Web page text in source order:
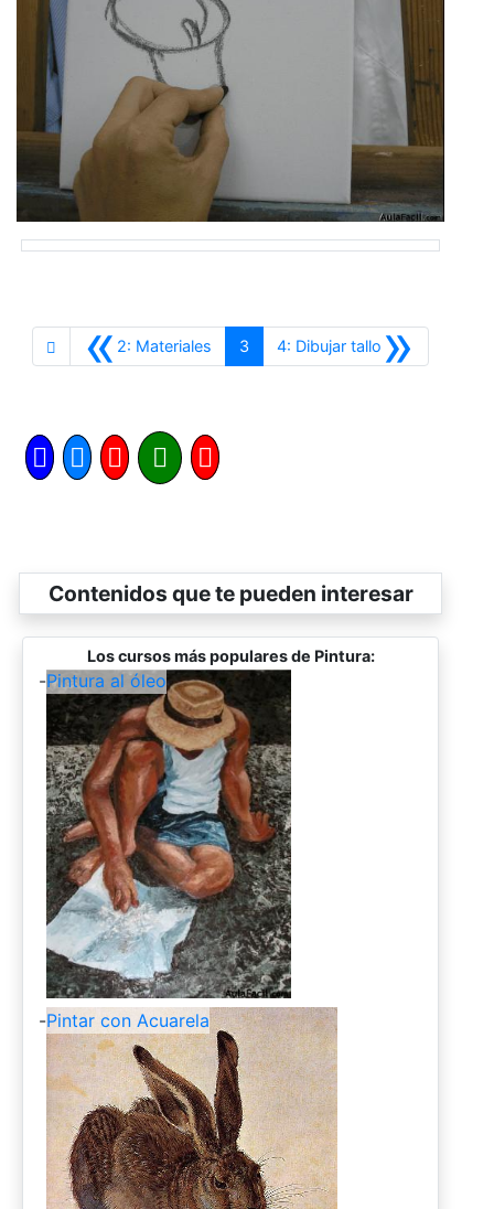
«2: Materiales Anterior
3 »
4: Dibujar tallo Siguiente
Contenidos que te pueden interesar
Los cursos más populares de Pintura:
-Pintura al óleo
-Pintar con Acuarela